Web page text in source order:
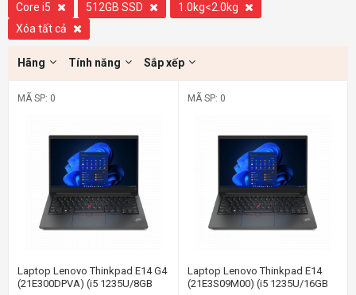
Core i5 512GB SSD
1.0kg<2.0kg
Xóa tất cả
Hãng Tính năng Sắp xếp
MÃ SP: 0
Laptop Lenovo Thinkpad E14 G4
(21E300DPVA) (i5 1235U/8GB
MÃ SP: 0
Laptop Lenovo Thinkpad E14
(21E3S09M00) (i5 1235U/16GB